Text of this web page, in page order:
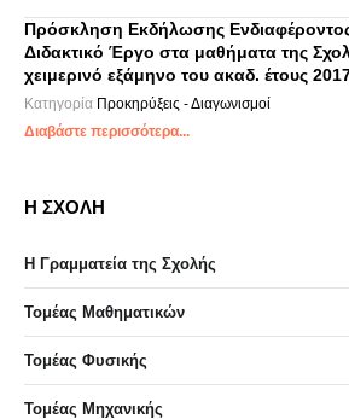
Πρόσκληση Εκδήλωσης
Διδακτικό Έργο στα μαθήματα της
χειμερινό εξάμηνο του ακαδ. έτους
Κατηγορία Προκηρύξεις - Διαγωνισμοί
Διαβάστε περισσότερα...
Η ΣΧΟΛΗ
Η Γραμματεία της Σχολής
Τομέας Μαθηματικών
Τομέας Φυσικής
Τομέας Μηχανικής